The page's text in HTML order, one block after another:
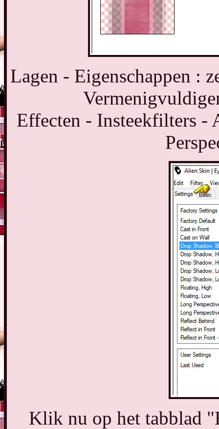
Lagen - Eigenschappen :
Effecten - Insteekfilters -
Klik nu op het tabblad